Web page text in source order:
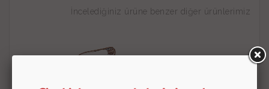
İncelediğiniz ürüne benzer diğer ürünlerimiz